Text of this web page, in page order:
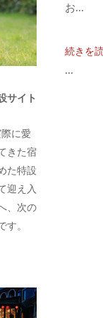
お...
続きを
...
サイト
に愛
きた宿
た特設
迎え入
、次の
。